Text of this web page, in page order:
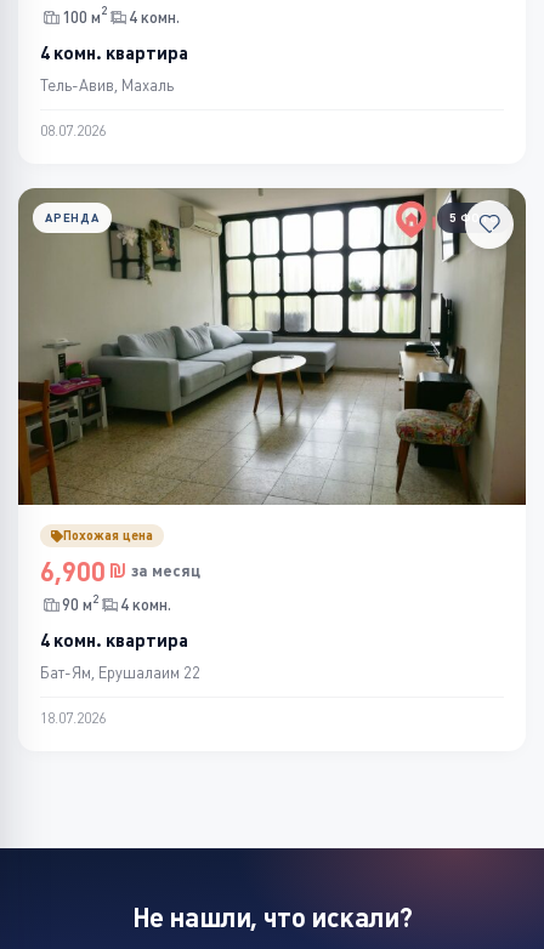
100 м2 4 комн.
4 комн. квартира
Тель-Авив, Махаль
08.07.2026
5 ФОТО
АРЕНДА
Похожая цена
6,900
за месяц
90 м2 4 комн.
4 комн. квартира
Бат-Ям, Ерушалаим 22
18.07.2026
Не нашли, что искали?